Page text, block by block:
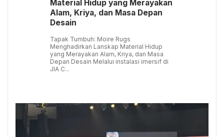
Material Hidup yang Merayakan
Alam, Kriya, dan Masa Depan
Desain
Tapak Tumbuh: Moire Rugs
Menghadirkan Lanskap Material Hidup
yang Merayakan Alam, Kriya, dan Masa
Depan Desain Melalui instalasi imersif di
JIA C...